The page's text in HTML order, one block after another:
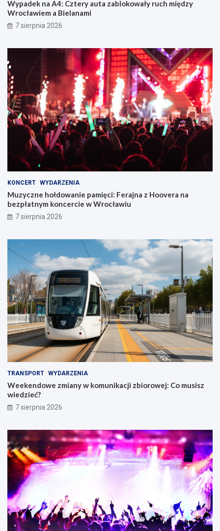
Wypadek na A4: Cztery auta zablokowały ruch między
Wrocławiem a Bielanami
7 sierpnia 2026
KONCERT WYDARZENIA
Muzyczne hołdowanie pamięci: Ferajna z Hoovera na
bezpłatnym koncercie w Wrocławiu
7 sierpnia 2026
TRANSPORT WYDARZENIA
Weekendowe zmiany w komunikacji zbiorowej: Co musisz
wiedzieć?
7 sierpnia 2026